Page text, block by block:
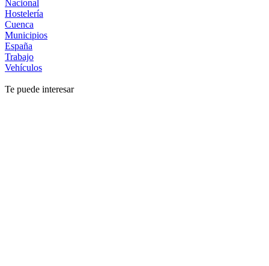
Nacional
Hostelería
Cuenca
Municipios
España
Trabajo
Vehículos
Te puede interesar